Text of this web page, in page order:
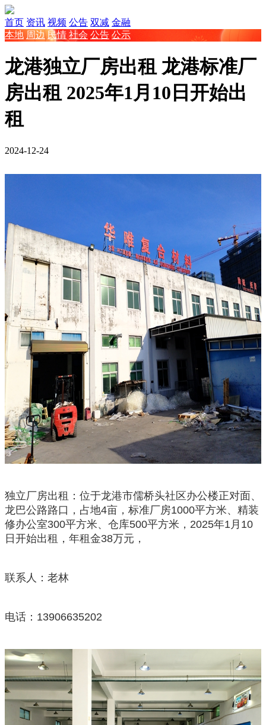
首页 资讯 视频 公告 双减 金融
本地 周边 民情 社会 公告 公示
龙港独立厂房出租 龙港标准厂
房出租 2025年1月10日开始出
租
2024-12-24
独立厂房出租：位于龙港市儒桥头社区办公楼正对面、
龙巴公路路口，占地4亩，标准厂房1000平方米、精装
修办公室300平方米、仓库500平方米，2025年1月10
日开始出租，年租金38万元，
联系人：老林
电话：13906635202